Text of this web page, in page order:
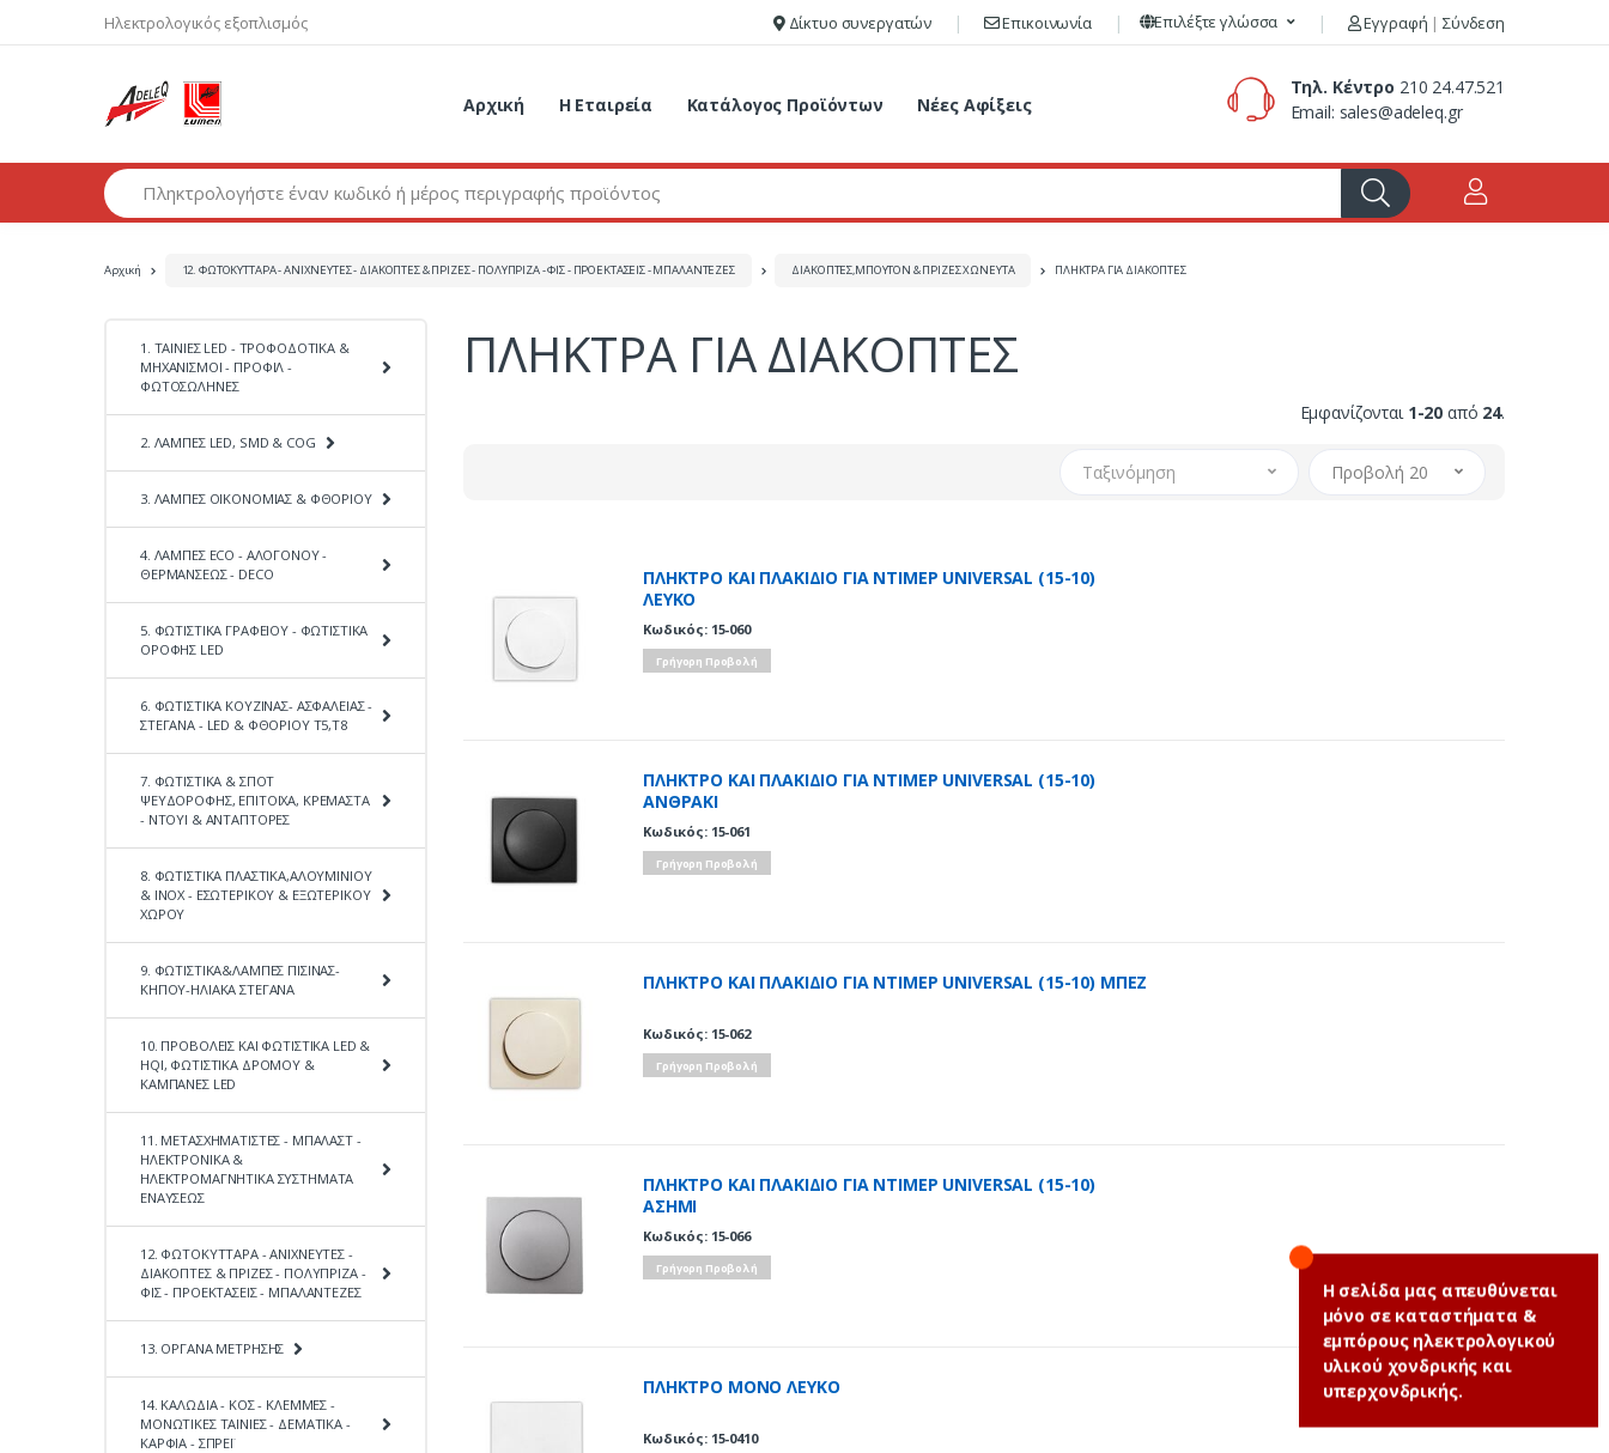
Ηλεκτρολογικός εξοπλισμός Δίκτυο συνεργατών Επικοινωνία Επιλέξτε γλώσσα Εγγραφή | Σύνδεση
Αρχική Η Εταιρεία Κατάλογος Προϊόντων Νέες Αφίξεις
Τηλ. Κέντρο 210 24.47.521
Email: sales@adeleq.gr
Αναζήτηση προϊόντων
Αρχική 12. ΦΩΤΟΚΥΤΤΑΡΑ - ΑΝΙΧΝΕΥΤΕΣ - ΔΙΑΚΟΠΤΕΣ & ΠΡΙΖΕΣ - ΠΟΛΥΠΡΙΖΑ - ΦΙΣ - ΠΡΟΕΚΤΑΣΕΙΣ - ΜΠΑΛΑΝΤΕΖΕΣ ΔΙΑΚΟΠΤΕΣ,ΜΠΟΥΤΟΝ & ΠΡΙΖΕΣ ΧΩΝΕΥΤΑ ΠΛΗΚΤΡΑ ΓΙΑ ΔΙΑΚΟΠΤΕΣ
1. ΤΑΙΝΙΕΣ LED - ΤΡΟΦΟΔΟΤΙΚΑ &
ΜΗΧΑΝΙΣΜΟΙ - ΠΡΟΦΙΛ -
ΦΩΤΟΣΩΛΗΝΕΣ
2. ΛΑΜΠΕΣ LED, SMD & COG
3. ΛΑΜΠΕΣ ΟΙΚΟΝΟΜΙΑΣ & ΦΘΟΡΙΟΥ
4. ΛΑΜΠΕΣ ECO - ΑΛΟΓΟΝΟΥ -
ΘΕΡΜΑΝΣΕΩΣ - DECO
5. ΦΩΤΙΣΤΙΚΑ ΓΡΑΦΕΙΟΥ - ΦΩΤΙΣΤΙΚΑ
ΟΡΟΦΗΣ LED
6. ΦΩΤΙΣΤΙΚΑ ΚΟΥΖΙΝΑΣ- ΑΣΦΑΛΕΙΑΣ -
ΣΤΕΓΑΝΑ - LED & ΦΘΟΡΙΟΥ Τ5,Τ8
7. ΦΩΤΙΣΤΙΚΑ & ΣΠΟΤ
ΨΕΥΔΟΡΟΦΗΣ, ΕΠΙΤΟΙΧΑ, ΚΡΕΜΑΣΤΑ
- ΝΤΟΥΙ & ΑΝΤΑΠΤΟΡΕΣ
8. ΦΩΤΙΣΤΙΚΑ ΠΛΑΣΤΙΚΑ,ΑΛΟΥΜΙΝΙΟΥ
& ΙΝΟΧ - ΕΣΩΤΕΡΙΚΟΥ & ΕΞΩΤΕΡΙΚΟΥ
ΧΩΡΟΥ
9. ΦΩΤΙΣΤΙΚΑ&ΛΑΜΠΕΣ ΠΙΣΙΝΑΣ-
ΚΗΠΟΥ-ΗΛΙΑΚΑ ΣΤΕΓΑΝΑ
10. ΠΡΟΒΟΛΕΙΣ ΚΑΙ ΦΩΤΙΣΤΙΚΑ LED &
HQI, ΦΩΤΙΣΤΙΚΑ ΔΡΟΜΟΥ &
ΚΑΜΠΑΝΕΣ LED
11. ΜΕΤΑΣΧΗΜΑΤΙΣΤΕΣ - ΜΠΑΛΑΣΤ -
ΗΛΕΚΤΡΟΝΙΚΑ &
ΗΛΕΚΤΡΟΜΑΓΝΗΤΙΚΑ ΣΥΣΤΗΜΑΤΑ
ΕΝΑΥΣΕΩΣ
12. ΦΩΤΟΚΥΤΤΑΡΑ - ΑΝΙΧΝΕΥΤΕΣ -
ΔΙΑΚΟΠΤΕΣ & ΠΡΙΖΕΣ - ΠΟΛΥΠΡΙΖΑ -
ΦΙΣ - ΠΡΟΕΚΤΑΣΕΙΣ - ΜΠΑΛΑΝΤΕΖΕΣ
13. ΟΡΓΑΝΑ ΜΕΤΡΗΣΗΣ
14. ΚΑΛΩΔΙΑ - ΚΟΣ - ΚΛΕΜΜΕΣ -
ΜΟΝΩΤΙΚΕΣ ΤΑΙΝΙΕΣ - ΔΕΜΑΤΙΚΑ -
ΚΑΡΦΙΑ - ΣΠΡΕΪ
ΠΛΗΚΤΡΑ ΓΙΑ ΔΙΑΚΟΠΤΕΣ
Εμφανίζονται 1-20 από 24.
Ταξινόμηση Προβολή 20
ΠΛΗΚΤΡΟ ΚΑΙ ΠΛΑΚΙΔΙΟ ΓΙΑ ΝΤΙΜΕΡ UNIVERSAL (15-10)
ΛΕΥΚΟ
Κωδικός: 15-060
Γρήγορη Προβολή
ΠΛΗΚΤΡΟ ΚΑΙ ΠΛΑΚΙΔΙΟ ΓΙΑ ΝΤΙΜΕΡ UNIVERSAL (15-10)
ΑΝΘΡΑΚΙ
Κωδικός: 15-061
Γρήγορη Προβολή
ΠΛΗΚΤΡΟ ΚΑΙ ΠΛΑΚΙΔΙΟ ΓΙΑ ΝΤΙΜΕΡ UNIVERSAL (15-10) ΜΠΕΖ
Κωδικός: 15-062
Γρήγορη Προβολή
ΠΛΗΚΤΡΟ ΚΑΙ ΠΛΑΚΙΔΙΟ ΓΙΑ ΝΤΙΜΕΡ UNIVERSAL (15-10)
ΑΣΗΜΙ
Κωδικός: 15-066
Γρήγορη Προβολή
ΠΛΗΚΤΡΟ ΜΟΝΟ ΛΕΥΚΟ
Κωδικός: 15-0410
Η σελίδα μας απευθύνεται
μόνο σε καταστήματα &
εμπόρους ηλεκτρολογικού
υλικού χονδρικής και
υπερχονδρικής.